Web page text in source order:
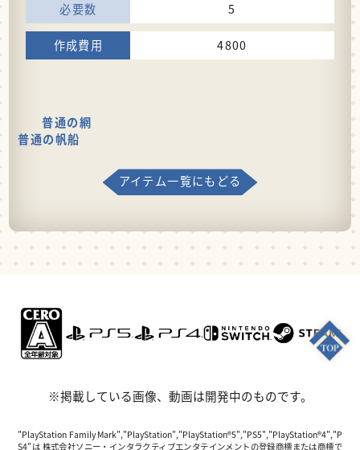
5
4800
普通の網
普通の帆船
アイテム一覧にもどる
※掲載している画像、動画は開発中のものです。
"PlayStation Family Mark","PlayStation","PlayStation®5","PS5","PlayStation®4","P
S4"は 株式会社ソニー・インタラクティブエンタテインメントの登録商標または商標で